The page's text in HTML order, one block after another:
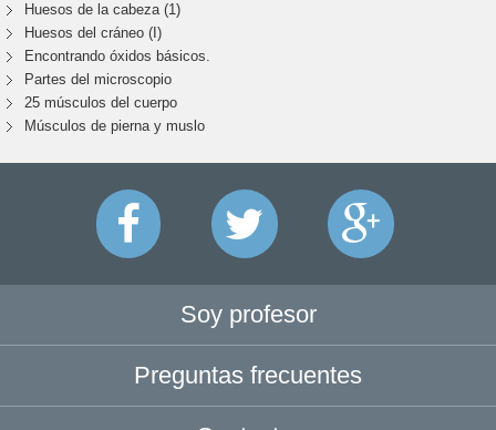
Huesos de la cabeza (1)
Huesos del cráneo (I)
Encontrando óxidos básicos.
Partes del microscopio
25 músculos del cuerpo
Músculos de pierna y muslo
Soy profesor
Preguntas frecuentes